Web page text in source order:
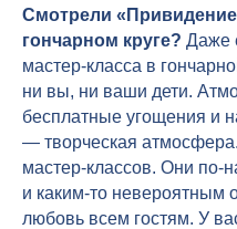
Смотрели
гончарном круге? Даже
мастер-класса в
ни вы, ни ваши дети.
бесплатные угощения и
— творческая
мастер-классов. Они по-
и каким-то невероятным
любовь всем гостям. У